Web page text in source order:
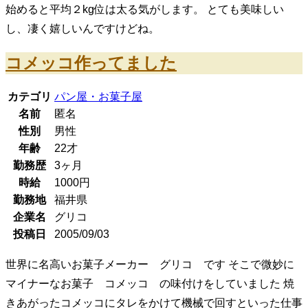
始めると平均２kg位は太る気がします。 とても美味しい
し、凄く嬉しいんですけどね。
コメッコ作ってました
カテゴリ パン屋・お菓子屋
名前
匿名
性別
男性
年齢
22才
勤務歴
3ヶ月
時給
1000円
勤務地
福井県
企業名
グリコ
投稿日
2005/09/03
世界に名高いお菓子メーカー グリコ です そこで微妙に
マイナーなお菓子 コメッコ の味付けをしていました 焼
きあがったコメッコにタレをかけて機械で回すといった仕事